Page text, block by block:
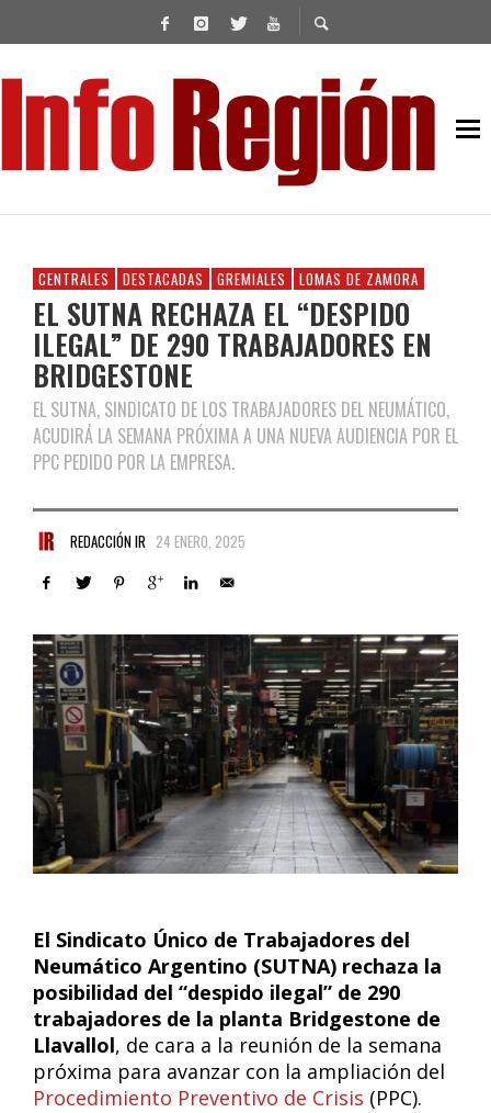
CENTRALES DESTACADAS GREMIALES LOMAS DE ZAMORA
EL SUTNA RECHAZA EL “DESPIDO
ILEGAL” DE 290 TRABAJADORES EN
BRIDGESTONE
EL SUTNA, SINDICATO DE LOS TRABAJADORES DEL NEUMÁTICO,
ACUDIRÁ LA SEMANA PRÓXIMA A UNA NUEVA AUDIENCIA POR EL
PPC PEDIDO POR LA EMPRESA.
REDACCIÓN IR 24 ENERO, 2025
El Sindicato Único de Trabajadores del
Neumático Argentino (SUTNA) rechaza la
posibilidad del “despido ilegal” de 290
trabajadores de la planta Bridgestone de
Llavallol, de cara a la reunión de la semana
próxima para avanzar con la ampliación del
Procedimiento Preventivo de Crisis (PPC).